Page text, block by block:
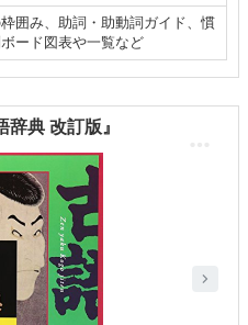
囲み、助詞・助動詞ガイド、慣
ード図表や一覧など
典 改訂版』